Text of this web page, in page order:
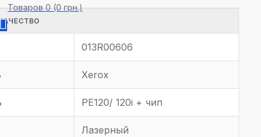
Товаров 0 (0 грн.)
013R00606
Xerox
PE120/ 120i + чип
Лазерный